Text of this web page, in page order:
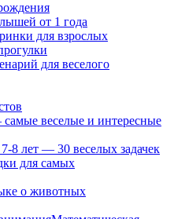
от 1 года
для взрослых
для веселого
веселые и интересные
8 лет — 30 веселых задачек
для самых
о животных